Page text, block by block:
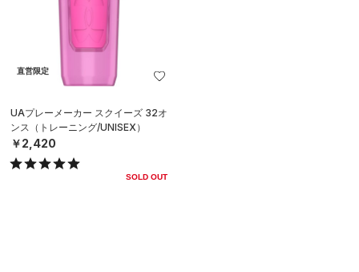
直営限定
UAプレーメーカー スクイーズ 32オ
ンス（トレーニング/UNISEX）
￥2,420
SOLD OUT